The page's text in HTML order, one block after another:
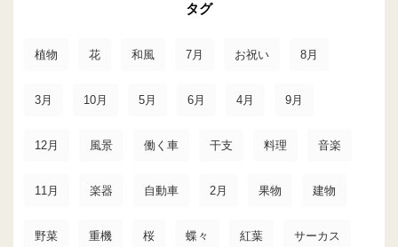
タグ
植物 花 和風 7月 お祝い 8月
3月 10月 5月 6月 4月 9月
12月 風景 働く車 干支 料理 音楽
11月 楽器 自動車 2月 果物 建物
野菜 重機 桜 蝶々 紅葉 サーカス